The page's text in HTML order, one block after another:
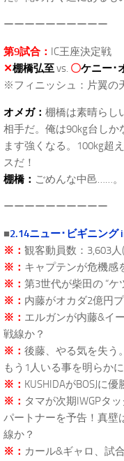
ーーーーーーーーーー
第9試合： IC王座決定戦
✕棚橋弘至vs. 〇ケニー･
※フィニッシュ：片翼の
オメガ： 棚橋は素晴らし
相手だ。俺は90kg台し
ます強くなる。100kg超
スだ！
棚橋： ごめんな中邑……。
ーーーーーーーーーー
■2.14ニュー･ビギニング
※： 観客動員数：3,603
※： キャプテンが危機感
※： 第3世代が柴田の “ケ
※： 内藤がオカダ2億円
※： エルガンが内藤&イ
戦線か？
※： 後藤、やる気を失う
もう1人いる事を明らかに
※： KUSHIDAがBOSJに
※： タマが次期IWGPタ
パートナーを予告！真壁
線か？
※： カール&ギャロ、試